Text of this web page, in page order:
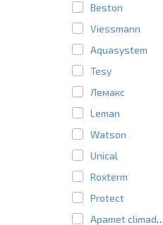
Beston
Viessmann
Aquasystem
Tesy
Лемакс
Leman
Watson
Unical
Roxterm
Protect
Apamet climadens